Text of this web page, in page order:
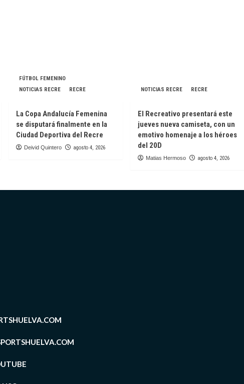
FÚTBOL FEMENINO
NOTICIAS RECRE
RECRE
La Copa Andalucía Femenina
se disputará finalmente en la
Ciudad Deportiva del Recre
Deivid Quintero agosto 4, 2026
NOTICIAS RECRE RECRE
El Recreativo presentará este
jueves nueva camiseta, con un
emotivo homenaje a los héroes
del 20D
Matias Hermoso agosto 4, 2026